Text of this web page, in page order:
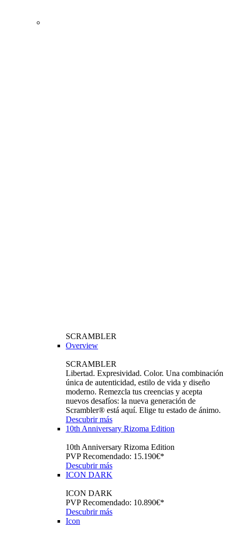
SCRAMBLER
Overview
SCRAMBLER
Libertad. Expresividad. Color. Una combinación
única de autenticidad, estilo de vida y diseño
moderno. Remezcla tus creencias y acepta
nuevos desafíos: la nueva generación de
Scrambler® está aquí. Elige tu estado de ánimo.
Descubrir más
10th Anniversary Rizoma Edition
10th Anniversary Rizoma Edition
PVP Recomendado: 15.190€*
Descubrir más
ICON DARK
ICON DARK
PVP Recomendado: 10.890€*
Descubrir más
Icon